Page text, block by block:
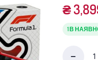
₴
1 В